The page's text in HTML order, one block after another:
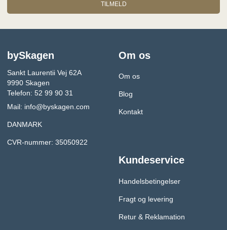
TILMELD
bySkagen
Sankt Laurentii Vej 62A
9990 Skagen
Telefon: 52 99 90 31
Mail: info@byskagen.com
DANMARK
CVR-nummer: 35050922
Om os
Om os
Blog
Kontakt
Kundeservice
Handelsbetingelser
Fragt og levering
Retur & Reklamation